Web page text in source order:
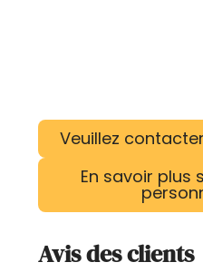
Veuillez
En savoir plus
Avis des clients